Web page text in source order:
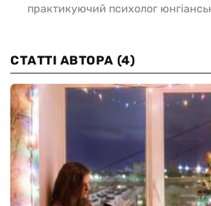
практикуючий психолог
СТАТТІ АВТОРА (4)